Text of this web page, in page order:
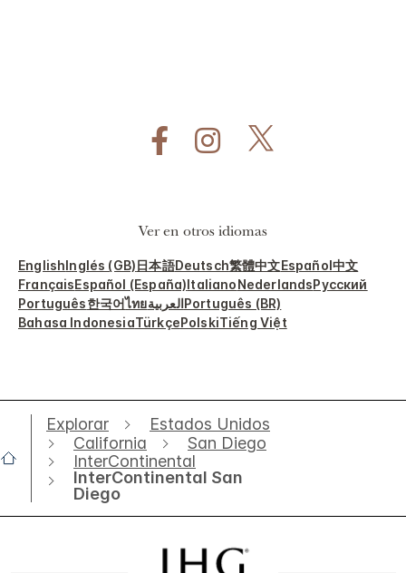
Ver en otros idiomas
EnglishInglés (GB)日本語Deutsch繁體中文Español中文
FrançaisEspañol (España)ItalianoNederlandsРусский
Português한국어ไทยالعربيةPortuguês (BR)
Bahasa IndonesiaTürkçePolskiTiếng Việt
Explorar
Estados Unidos
California
San Diego
InterContinental
InterContinental San
Diego